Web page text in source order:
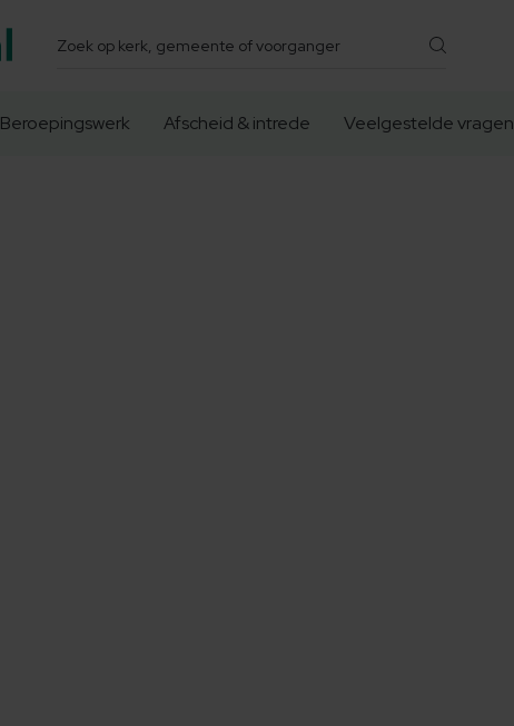
Zoeken
Beroepingswerk Afscheid & intrede Veelgestelde vragen